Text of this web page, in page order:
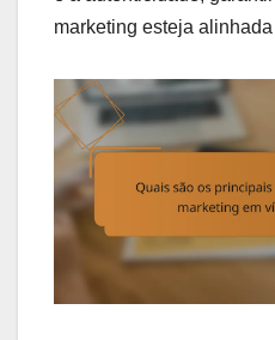
marketing esteja